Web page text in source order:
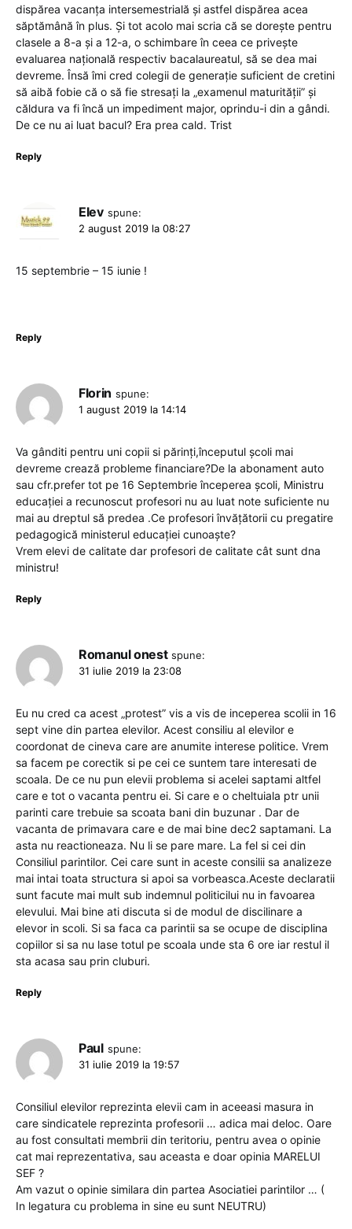
dispărea vacanța intersemestrială și astfel dispărea acea
săptămână în plus. Și tot acolo mai scria că se dorește pentru
clasele a 8-a și a 12-a, o schimbare în ceea ce privește
evaluarea națională respectiv bacalaureatul, să se dea mai
devreme. Însă îmi cred colegii de generație suficient de cretini
să aibă fobie că o să fie stresați la „examenul maturității” și
căldura va fi încă un impediment major, oprindu-i din a gândi.
De ce nu ai luat bacul? Era prea cald. Trist
Reply
Elev spune:
2 august 2019 la 08:27
15 septembrie – 15 iunie !
Reply
Florin spune:
1 august 2019 la 14:14
Va gânditi pentru uni copii si părinți,începutul școli mai
devreme crează probleme financiare?De la abonament auto
sau cfr.prefer tot pe 16 Septembrie începerea școli, Ministru
educației a recunoscut profesori nu au luat note suficiente nu
mai au dreptul să predea .Ce profesori învățătorii cu pregatire
pedagogică ministerul educației cunoaște?
Vrem elevi de calitate dar profesori de calitate cât sunt dna
ministru!
Reply
Romanul onest spune:
31 iulie 2019 la 23:08
Eu nu cred ca acest „protest” vis a vis de inceperea scolii in 16
sept vine din partea elevilor. Acest consiliu al elevilor e
coordonat de cineva care are anumite interese politice. Vrem
sa facem pe corectik si pe cei ce suntem tare interesati de
scoala. De ce nu pun elevii problema si acelei saptami altfel
care e tot o vacanta pentru ei. Si care e o cheltuiala ptr unii
parinti care trebuie sa scoata bani din buzunar . Dar de
vacanta de primavara care e de mai bine dec2 saptamani. La
asta nu reactioneaza. Nu li se pare mare. La fel si cei din
Consiliul parintilor. Cei care sunt in aceste consilii sa analizeze
mai intai toata structura si apoi sa vorbeasca.Aceste declaratii
sunt facute mai mult sub indemnul politicilui nu in favoarea
elevului. Mai bine ati discuta si de modul de discilinare a
elevor in scoli. Si sa faca ca parintii sa se ocupe de disciplina
copiilor si sa nu lase totul pe scoala unde sta 6 ore iar restul il
sta acasa sau prin cluburi.
Reply
Paul spune:
31 iulie 2019 la 19:57
Consiliul elevilor reprezinta elevii cam in aceeasi masura in
care sindicatele reprezinta profesorii … adica mai deloc. Oare
au fost consultati membrii din teritoriu, pentru avea o opinie
cat mai reprezentativa, sau aceasta e doar opinia MARELUI
SEF ?
Am vazut o opinie similara din partea Asociatiei parintilor … (
In legatura cu problema in sine eu sunt NEUTRU)